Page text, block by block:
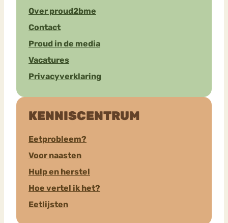
Over proud2bme
Contact
Proud in de media
Vacatures
Privacyverklaring
KENNISCENTRUM
Eetprobleem?
Voor naasten
Hulp en herstel
Hoe vertel ik het?
Eetlijsten